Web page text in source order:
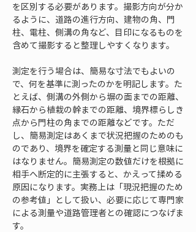
を区別する必要があります。撮影方向が分か
るように、道路の進行方向、建物の角、門
柱、電柱、側溝の角など、目印になるものを
含めて撮影すると整理しやすくなります。
測定を行う場合は、簡易な寸法でもよいの
で、何を基準に測ったのかを明記します。た
とえば、側溝の外側から塀の面までの距離、
縁石から植栽の幹までの距離、境界標らしき
点から門柱の角までの距離などです。ただ
し、簡易測定はあくまで状況把握のためのも
のであり、境界を確定する測量と同じ意味に
はなりません。簡易測定の数値だけを根拠に
相手へ断定的に主張すると、かえって揉める
原因になります。実務上は「現況把握のため
の参考値」として扱い、必要に応じて専門家
による測量や道路管理者との確認につなげま
す。